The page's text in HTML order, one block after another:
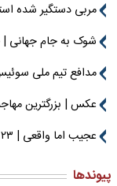
مربی دستگیر شده
شوک به جام جهانی |
مدافع تیم ملی
عکس | بزرگترین
عجیب اما واقعی | ۲۳ میلیون امضا برای اخراج امباپه
پیوندها